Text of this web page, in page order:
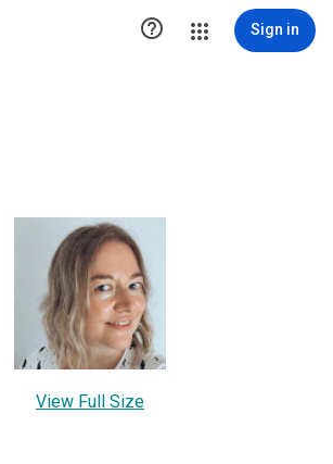
 Sign in
View Full Size